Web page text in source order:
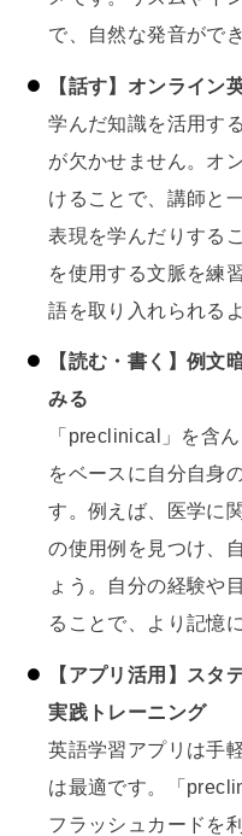
で、自然な発音がで
【話す】オンライン
学んだ知識を活用す
が欠かせません。オ
けることで、講師と
表現を学んだりする
を使用する文脈を練
語を取り入れられる
【読む・書く】例
みる
「preclinical」を含
をベースに自分自身
す。例えば、医学に
の使用例を見つけ、
ょう。自分の経験や
ることで、より記憶
【アプリ活用】スタ
実践トレーニング
英語学習アプリは手
は最適です。「
フラッシュカードを